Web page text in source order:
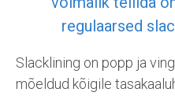
regulaarsed
Slacklining on popp ja
mõeldud kõigile